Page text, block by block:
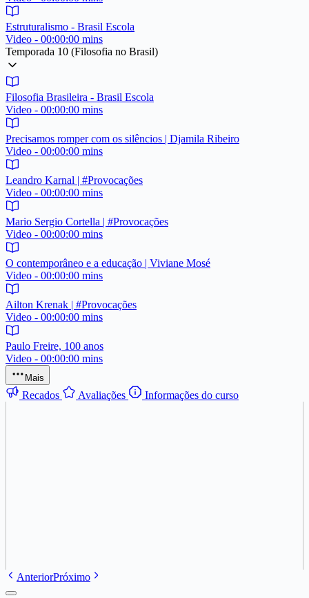
Estruturalismo - Brasil Escola
Video - 00:00:00 mins
Temporada 10 (Filosofia no Brasil)
Filosofia Brasileira - Brasil Escola
Video - 00:00:00 mins
Precisamos romper com os silêncios | Djamila Ribeiro
Video - 00:00:00 mins
Leandro Karnal | #Provocações
Video - 00:00:00 mins
Mario Sergio Cortella | #Provocações
Video - 00:00:00 mins
O contemporâneo e a educação | Viviane Mosé
Video - 00:00:00 mins
Ailton Krenak | #Provocações
Video - 00:00:00 mins
Paulo Freire, 100 anos
Video - 00:00:00 mins
Mais
Recados Avaliações Informações do curso
AnteriorPróximo